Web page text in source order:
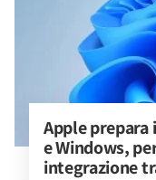
Apple prepara
e Windows,
integrazione